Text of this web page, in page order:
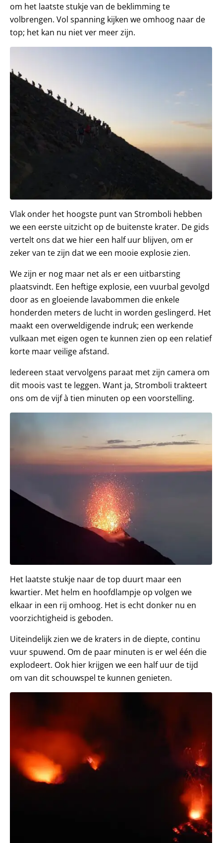
om het laatste stukje van de beklimming te
volbrengen. Vol spanning kijken we omhoog naar de
top; het kan nu niet ver meer zijn.
Vlak onder het hoogste punt van Stromboli hebben
we een eerste uitzicht op de buitenste krater. De gids
vertelt ons dat we hier een half uur blijven, om er
zeker van te zijn dat we een mooie explosie zien.
We zijn er nog maar net als er een uitbarsting
plaatsvindt. Een heftige explosie, een vuurbal gevolgd
door as en gloeiende lavabommen die enkele
honderden meters de lucht in worden geslingerd. Het
maakt een overweldigende indruk; een werkende
vulkaan met eigen ogen te kunnen zien op een relatief
korte maar veilige afstand.
Iedereen staat vervolgens paraat met zijn camera om
dit moois vast te leggen. Want ja, Stromboli trakteert
ons om de vijf à tien minuten op een voorstelling.
Het laatste stukje naar de top duurt maar een
kwartier. Met helm en hoofdlampje op volgen we
elkaar in een rij omhoog. Het is echt donker nu en
voorzichtigheid is geboden.
Uiteindelijk zien we de kraters in de diepte, continu
vuur spuwend. Om de paar minuten is er wel één die
explodeert. Ook hier krijgen we een half uur de tijd
om van dit schouwspel te kunnen genieten.